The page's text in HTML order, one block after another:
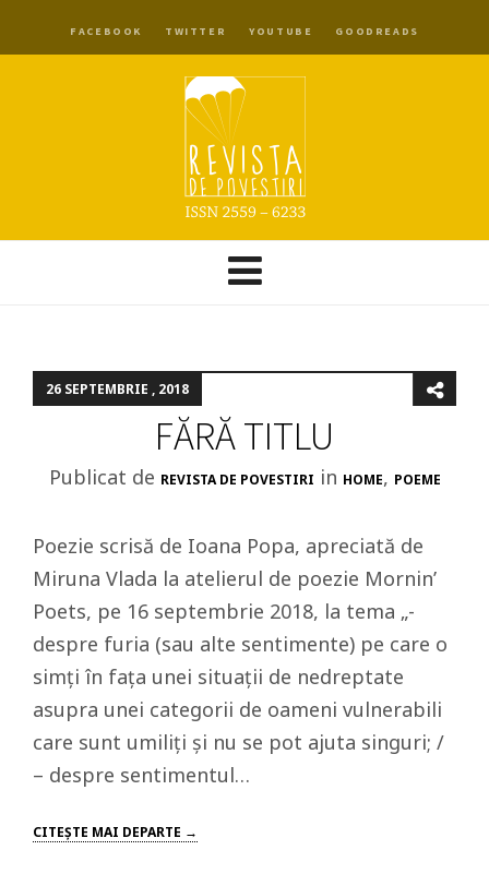
FACEBOOK TWITTER YOUTUBE GOODREADS
26 SEPTEMBRIE , 2018
FĂRĂ TITLU
Publicat de REVISTA DE POVESTIRI in HOME, POEME
Poezie scrisă de Ioana Popa, apreciată de
Miruna Vlada la atelierul de poezie Mornin’
Poets, pe 16 septembrie 2018, la tema „-
despre furia (sau alte sentimente) pe care o
simți în fața unei situații de nedreptate
asupra unei categorii de oameni vulnerabili
care sunt umiliți și nu se pot ajuta singuri; /
– despre sentimentul…
CITEŞTE MAI DEPARTE →